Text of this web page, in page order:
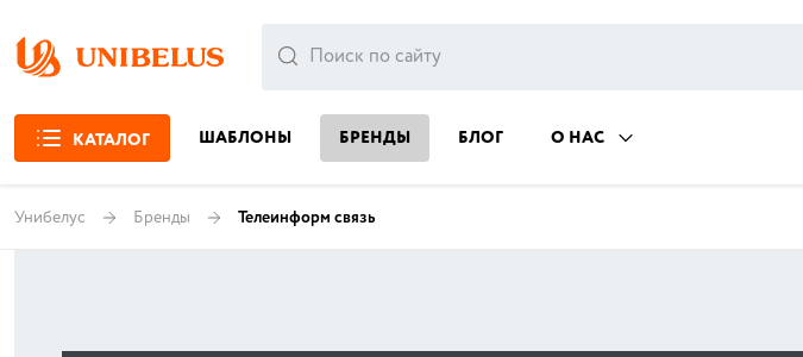
КАТАЛОГ ШАБЛОНЫ БРЕНДЫ БЛОГ О НАС
Унибелус Бренды Телеинформ связь